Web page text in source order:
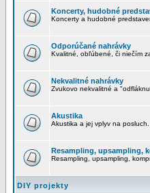
Koncerty, hudobné
Koncerty a hudobné
Odporúčané nahrávky
Kvalitné, obľúbené, či niečím
Nekvalitné nahrávky
Zvukovo nekvalitné a
Akustika
Akustika a jej vplyv na posluch.
Resampling, upsampling,
Resampling, upsampling,
DIY projekty